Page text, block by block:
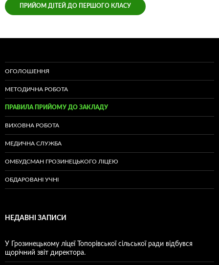
ПРИЙОМ ДІТЕЙ ДО ПЕРШОГО КЛАСУ
ОГОЛОШЕННЯ
МЕТОДИЧНА РОБОТА
ПРАВИЛА ПРИЙОМУ ДО ЗАКЛАДУ
ВИХОВНА РОБОТА
МЕДИЧНА СЛУЖБА
ОМБУДСМАН ГРОЗИНЕЦЬКОГО ЛІЦЕЮ
ОБДАРОВАНІ УЧНІ
НЕДАВНІ ЗАПИСИ
У Грозинецькому ліцеї Топорівської сільської ради відбувся
щорічний звіт директора.